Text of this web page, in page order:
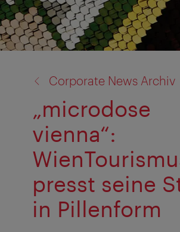
Corporate News Archiv
„microdose
vienna“:
presst seine
in Pillenform